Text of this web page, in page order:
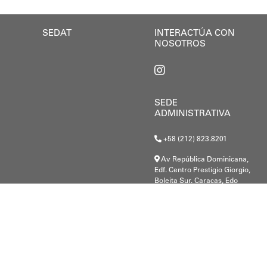
SEDAT
INTERACTÚA CON
NOSOTROS
SEDE
ADMINISTRATIVA
+58 (212) 823.8201
Av República Dominicana,
Edf. Centro Prestigio Giorgio,
Boleita Sur. Caracas, Edo